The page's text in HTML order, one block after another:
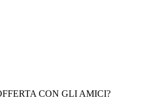
CON GLI AMICI?